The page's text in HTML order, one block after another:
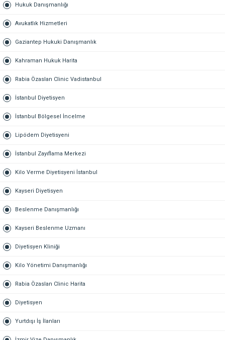
Hukuk Danışmanlığı
Avukatlık Hizmetleri
Gaziantep Hukuki Danışmanlık
Kahraman Hukuk Harita
Rabia Özaslan Clinic Vadistanbul
İstanbul Diyetisyen
İstanbul Bölgesel İncelme
Lipödem Diyetisyeni
İstanbul Zayıflama Merkezi
Kilo Verme Diyetisyeni İstanbul
Kayseri Diyetisyen
Beslenme Danışmanlığı
Kayseri Beslenme Uzmanı
Diyetisyen Kliniği
Kilo Yönetimi Danışmanlığı
Rabia Özaslan Clinic Harita
Diyetisyen
Yurtdışı İş İlanları